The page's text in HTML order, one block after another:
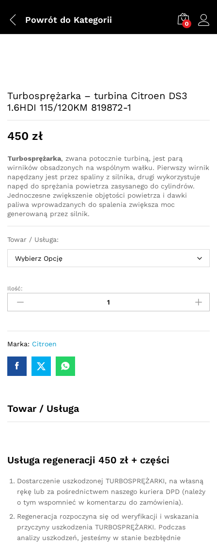
Powrót do Kategorii 0
Turbosprężarka – turbina Citroen DS3
1.6HDI 115/120KM 819872-1
450 zł
Turbosprężarka, zwana potocznie turbiną, jest parą
wirników obsadzonych na wspólnym wałku. Pierwszy wirnik
napędzany jest przez spaliny z silnika, drugi wykorzystuje
napęd do sprężania powietrza zasysanego do cylindrów.
Jednoczesne zwiększenie objętości powietrza i dawki
paliwa wprowadzanych do spalenia zwiększa moc
generowaną przez silnik.
Towar / Usługa:
Turbosprężarka
turbina
DS3
1.6HDI
819872-
1
Ilość:
Marka: Citroen
Towar / Usługa
Usługa regeneracji 450 zł + części
Dostarczenie uszkodzonej TURBOSPRĘŻARKI, na własną
rękę lub za pośrednictwem naszego kuriera DPD (należy
o tym wspomnieć w komentarzu do zamówienia).
Regeneracja rozpoczyna się od weryfikacji i wskazania
przyczyny uszkodzenia TURBOSPRĘŻARKI. Podczas
analizy uszkodzeń, jesteśmy w stanie bezbłędnie